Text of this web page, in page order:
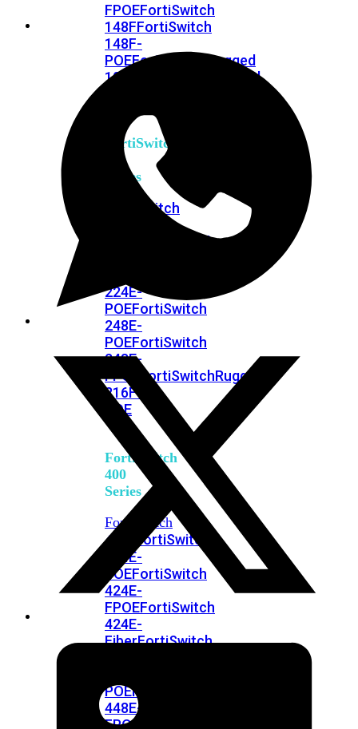
FPOEFortiSwitch
148FFortiSwitch
148F-
POEFortiSwitchRugged
108F
FortiSwitchRugged
FortiSwitch
200
Series
FortiSwitch
FortiSwitch
224E-
POEFortiSwitch
248E-
POEFortiSwitch
248E-
FPOE
FortiSwitchRugged
216F-
POE
FortiSwitch
400
Series
FortiSwitch
424E
FortiSwitch
424E-
POEFortiSwitch
424E-
FPOEFortiSwitch
424E-
FiberFortiSwitch
POEFortiSwitch
448E-
FPOE